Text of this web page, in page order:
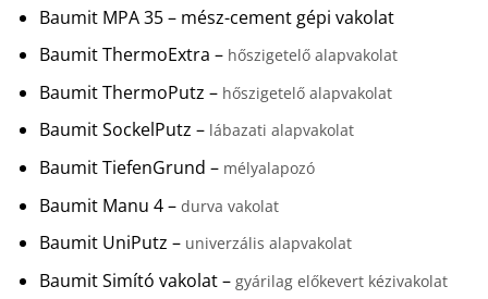
Baumit MPA 35 – mész-cement gépi vakolat
Baumit ThermoExtra – hőszigetelő alapvakolat
Baumit ThermoPutz – hőszigetelő alapvakolat
Baumit SockelPutz – lábazati alapvakolat
Baumit TiefenGrund – mélyalapozó
Baumit Manu 4 – durva vakolat
Baumit UniPutz – univerzális alapvakolat
Baumit Simító vakolat – gyárilag előkevert kézivakolat